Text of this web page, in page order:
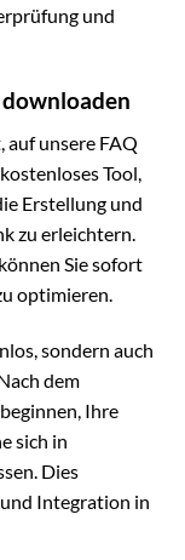
und
auf unsere FAQ
Tool,
Erstellung und
zu erleichtern.
Sie sofort
optimieren.
sondern auch
dem
Ihre
sich in
Dies
Integration in